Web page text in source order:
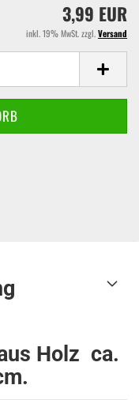
3,99 EUR
inkl. 19% MwSt. zzgl.Versand
Holz ca.
.